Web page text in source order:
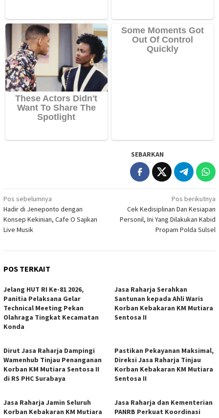
SEBARKAN
Navigasi
pos
Pos sebelumnya
Hadir di Jeneponto dengan
Konsep Kekinian, Cafe O Sajikan
Live Musik
Pos berikutnya
Cek Kedisiplinan Dan Kesiapan
Personil, Ini Yang Dilakukan Kabid
Propam Polda Sulsel
POS TERKAIT
Jelang HUT RI Ke-81 2026,
Panitia Pelaksana Gelar
Technical Meeting Pekan
Olahraga Tingkat Kecamatan
Konda
Jasa Raharja Serahkan
Santunan kepada Ahli Waris
Korban Kebakaran KM Mutiara
Sentosa II
Dirut Jasa Raharja Dampingi
Wamenhub Tinjau Penanganan
Korban KM Mutiara Sentosa II
di RS PHC Surabaya
Pastikan Pekayanan Maksimal,
Direksi Jasa Raharja Tinjau
Korban Kebakaran KM Mutiara
Sentosa II
Jasa Raharja Jamin Seluruh
Korban Kebakaran KM Mutiara
Jasa Raharja dan Kementerian
PANRB Perkuat Koordinasi